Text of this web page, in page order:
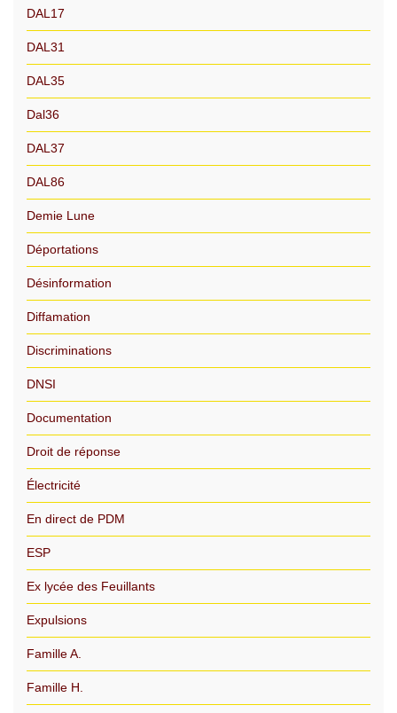
DAL17
DAL31
DAL35
Dal36
DAL37
DAL86
Demie Lune
Déportations
Désinformation
Diffamation
Discriminations
DNSI
Documentation
Droit de réponse
Électricité
En direct de PDM
ESP
Ex lycée des Feuillants
Expulsions
Famille A.
Famille H.